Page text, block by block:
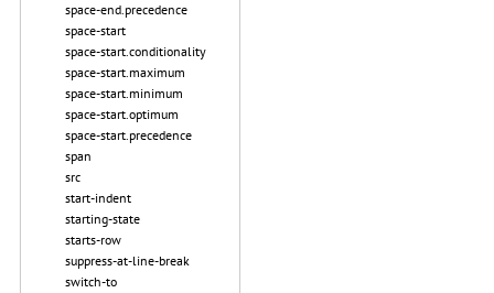
space-end.precedence
space-start
space-start.conditionality
space-start.maximum
space-start.minimum
space-start.optimum
space-start.precedence
span
src
start-indent
starting-state
starts-row
suppress-at-line-break
switch-to